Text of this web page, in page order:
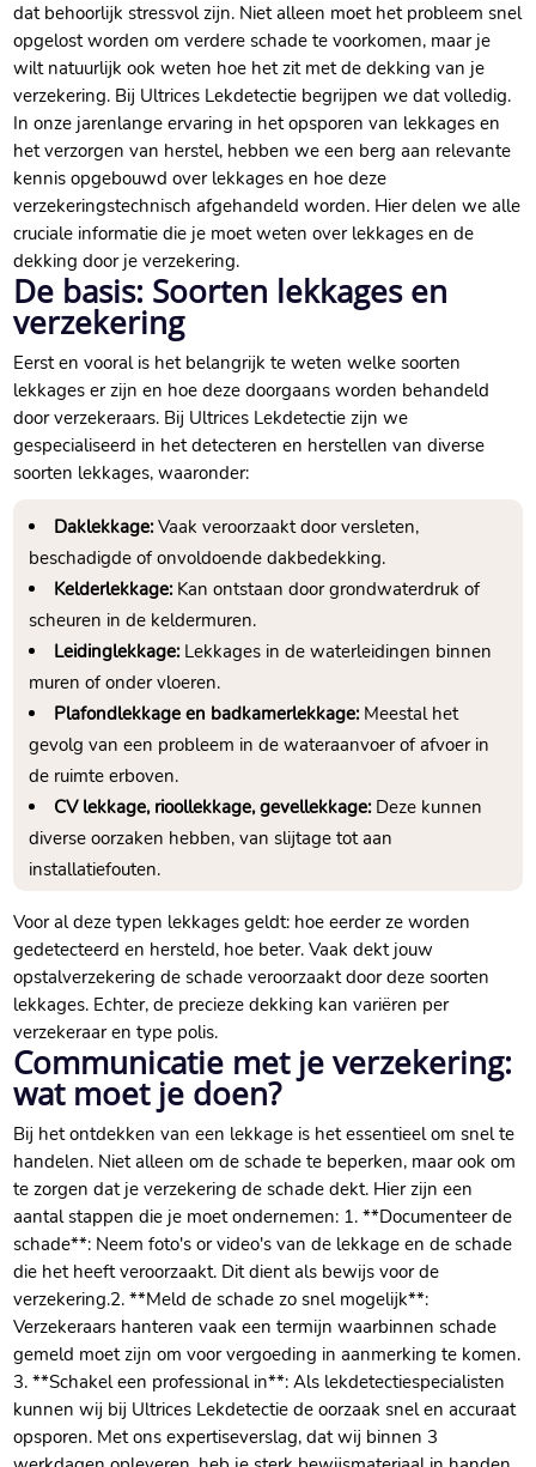
dat behoorlijk stressvol zijn.​ Niet alleen moet het probleem snel
opgelost worden om verdere schade te voorkomen, maar je
wilt natuurlijk ook weten hoe het zit met de dekking van je
verzekering.​ Bij Ultrices Lekdetectie begrijpen we dat volledig.​
In onze jarenlange ervaring in het opsporen van lekkages en
het verzorgen van herstel, hebben we een berg aan relevante
kennis opgebouwd over lekkages en hoe deze
verzekeringstechnisch afgehandeld worden.​ Hier delen we alle
cruciale informatie die je moet weten over lekkages en de
dekking door je verzekering.​
De basis: Soorten lekkages en
verzekering
Eerst en vooral is het belangrijk te weten welke soorten
lekkages er zijn en hoe deze doorgaans worden behandeld
door verzekeraars.​ Bij Ultrices Lekdetectie zijn we
gespecialiseerd in het detecteren en herstellen van diverse
soorten lekkages, waaronder:
Daklekkage:Vaak veroorzaakt door versleten,
beschadigde of onvoldoende dakbedekking.​
Kelderlekkage:Kan ontstaan door grondwaterdruk of
scheuren in de keldermuren.​
Leidinglekkage:Lekkages in de waterleidingen binnen
muren of onder vloeren.​
Plafondlekkage en badkamerlekkage:Meestal het
gevolg van een probleem in de wateraanvoer of afvoer in
de ruimte erboven.​
CV lekkage, rioollekkage, gevellekkage:Deze kunnen
diverse oorzaken hebben, van slijtage tot aan
installatiefouten.​
Voor al deze typen lekkages geldt: hoe eerder ze worden
gedetecteerd en hersteld, hoe beter.​ Vaak dekt jouw
opstalverzekering de schade veroorzaakt door deze soorten
lekkages.​ Echter, de precieze dekking kan variëren per
verzekeraar en type polis.​
Communicatie met je verzekering:
wat moet je doen?
Bij het ontdekken van een lekkage is het essentieel om snel te
handelen.​ Niet alleen om de schade te beperken, maar ook om
te zorgen dat je verzekering de schade dekt.​ Hier zijn een
aantal stappen die je moet ondernemen: 1.​ **Documenteer de
schade**: Neem foto's or video's van de lekkage en de schade
die het heeft veroorzaakt.​ Dit dient als bewijs voor de
verzekering.​ 2.​ **Meld de schade zo snel mogelijk**:
Verzekeraars hanteren vaak een termijn waarbinnen schade
gemeld moet zijn om voor vergoeding in aanmerking te komen.​
3.​ **Schakel een professional in**: Als lekdetectiespecialisten
kunnen wij bij Ultrices Lekdetectie de oorzaak snel en accuraat
opsporen.​ Met ons expertiseverslag, dat wij binnen 3